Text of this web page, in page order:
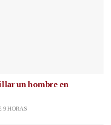
un hombre en
9 HORAS